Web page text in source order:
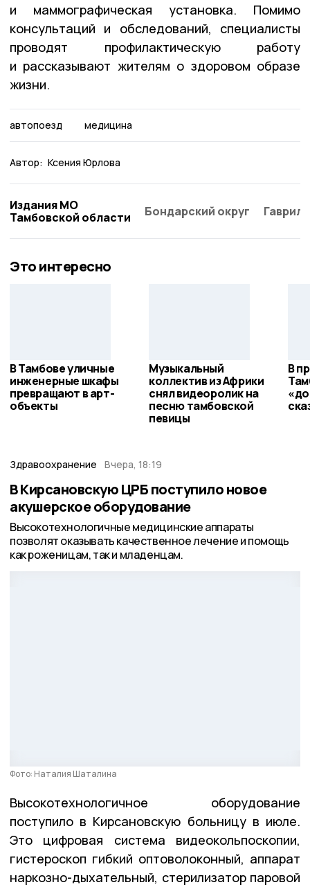
и маммографическая установка. Помимо
консультаций и обследований, специалисты
проводят профилактическую работу
и рассказывают жителям о здоровом образе
жизни.
автопоезд медицина
Автор: Ксения Юрлова
Издания МО
Тамбовской области
Бондарский округ
Это интересно
В Тамбове уличные
инженерные шкафы
превращают в арт-
объекты
Музыкальный
коллектив из Африки
снял видеоролик на
песню тамбовской
певицы
В
Здравоохранение Вчера, 18:19
В Кирсановскую ЦРБ поступило новое
акушерское оборудование
Высокотехнологичные медицинские аппараты
позволят оказывать качественное лечение и помощь
как роженицам, так и младенцам.
Фото: Наталия Шаталина
Высокотехнологичное оборудование
поступило в Кирсановскую больницу в июле.
Это цифровая система видеокольпоскопии,
гистероскоп гибкий оптоволоконный, аппарат
наркозно-дыхательный, стерилизатор паровой